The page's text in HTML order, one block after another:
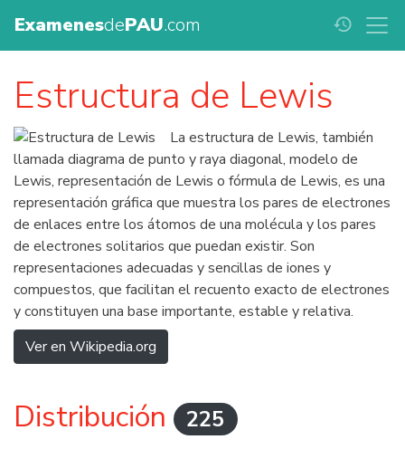
ExamenesdePAU.com history
Estructura de Lewis
La estructura de Lewis, también
llamada diagrama de punto y raya diagonal, modelo de
Lewis, representación de Lewis o fórmula de Lewis, es una
representación gráfica que muestra los pares de electrones
de enlaces entre los átomos de una molécula y los pares
de electrones solitarios que puedan existir. Son
representaciones adecuadas y sencillas de iones y
compuestos, que facilitan el recuento exacto de electrones
y constituyen una base importante, estable y relativa.
Ver en Wikipedia.org
Distribución 225